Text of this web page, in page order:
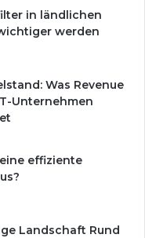
in ländlichen
werden
Was Revenue
Unternehmen
effiziente
Landschaft Rund